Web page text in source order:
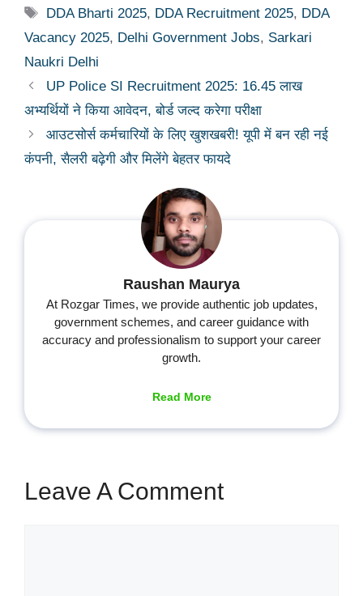
Tags
DDA Bharti 2025, DDA Recruitment 2025, DDA
Vacancy 2025, Delhi Government Jobs, Sarkari
Naukri Delhi
UP Police SI Recruitment 2025: 16.45 लाख
अभ्यर्थियों ने किया आवेदन, बोर्ड जल्द करेगा परीक्षा
आउटसोर्स कर्मचारियों के लिए खुशखबरी! यूपी में बन रही नई
कंपनी, सैलरी बढ़ेगी और मिलेंगे बेहतर फायदे
Raushan Maurya
At Rozgar Times, we provide authentic job updates,
government schemes, and career guidance with
accuracy and professionalism to support your career
growth.
Read More
Leave A Comment